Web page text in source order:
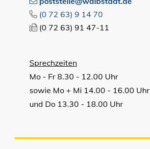
(0 72 63) 9 14 70
(0 72 63) 91 47-11
Sprechzeiten
Mo - Fr 8.30 - 12.00 Uhr
sowie Mo + Mi 14.00 - 16.00 Uhr
und Do 13.30 - 18.00 Uhr